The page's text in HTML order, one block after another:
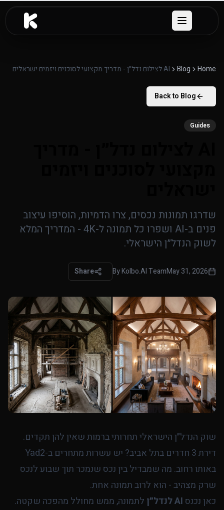
דלג לתוכן העיקרי
Open menu
Home
Blog AI לצילום נדל״ן - מדריך מקצועי לסוכנים ויזמים ישראלים
Back to Blog
Guides
שדרגו תמונות נכסים, צרו הדמיות, הוסיפו עיצוב
פנים ב-AI ושפרו כל תמונה ל-4K - המדריך המלא
לשוק הנדל״ן הישראלי.
May 31, 2026
ByKolbo.AI Team
Share
שוק הנדל״ן הישראלי תחרותי ברמות שאין להן תקדים.
דירת 3 חדרים בתל אביב? יש עשרות מתחרים ב-Yad2
באותו רחוב. מה שמבדיל בין נכס שנמכר תוך שבוע לנכס
שרק מצהיב - הוא לרוב תמונה אחת.
כאן נכנס AI לנדל״ן
לתמונה, ממש מחולל מהפכה שקטה.